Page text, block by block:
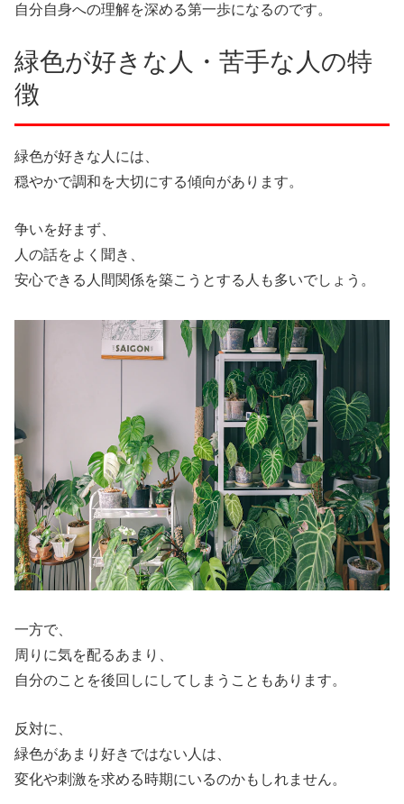
自分自身への理解を深める第一歩になるのです。
緑色が好きな人・苦手な人の特
徴
緑色が好きな人には、
穏やかで調和を大切にする傾向があります。
争いを好まず、
人の話をよく聞き、
安心できる人間関係を築こうとする人も多いでしょう。
一方で、
周りに気を配るあまり、
自分のことを後回しにしてしまうこともあります。
反対に、
緑色があまり好きではない人は、
変化や刺激を求める時期にいるのかもしれません。